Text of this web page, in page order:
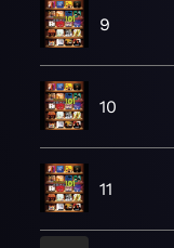
9
10
11